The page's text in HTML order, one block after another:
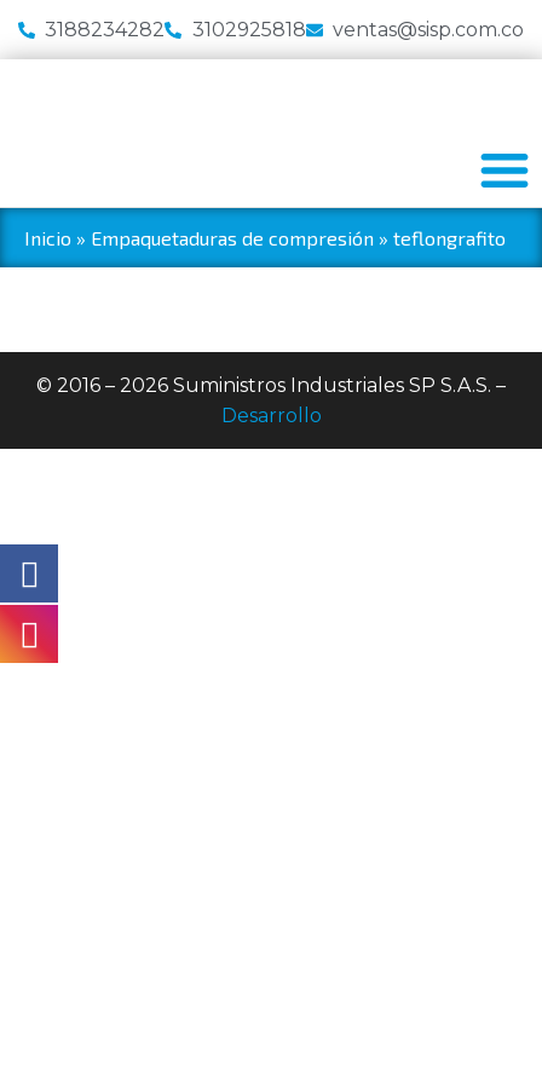
3188234282 3102925818 ventas@sisp.com.co
Inicio » Empaquetaduras de compresión » teflongrafito
© 2016 – 2026 Suministros Industriales SP S.A.S. –
Desarrollo